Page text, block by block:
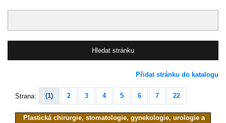
Přidat stránku do katalogu
Strana: (1) 2 3 4 5 6 7 22
Plastická chirurgie, stomatologie, gynekologie, urologie a